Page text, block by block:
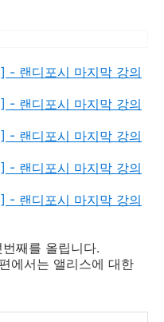
랜디포시 마지막 강의
랜디포시 마지막 강의
랜디포시 마지막 강의
랜디포시 마지막 강의
랜디포시 마지막 강의
째를 올립니다.
에서는 앨리스에 대한